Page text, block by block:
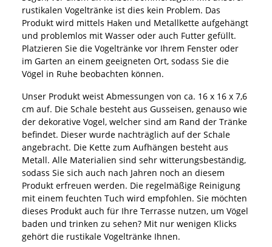
rustikalen Vogeltränke ist dies kein Problem. Das
Produkt wird mittels Haken und Metallkette aufgehängt
und problemlos mit Wasser oder auch Futter gefüllt.
Platzieren Sie die Vogeltränke vor Ihrem Fenster oder
im Garten an einem geeigneten Ort, sodass Sie die
Vögel in Ruhe beobachten können.
Unser Produkt weist Abmessungen von ca. 16 x 16 x 7,6
cm auf. Die Schale besteht aus Gusseisen, genauso wie
der dekorative Vogel, welcher sind am Rand der Tränke
befindet. Dieser wurde nachträglich auf der Schale
angebracht. Die Kette zum Aufhängen besteht aus
Metall. Alle Materialien sind sehr witterungsbeständig,
sodass Sie sich auch nach Jahren noch an diesem
Produkt erfreuen werden. Die regelmäßige Reinigung
mit einem feuchten Tuch wird empfohlen. Sie möchten
dieses Produkt auch für Ihre Terrasse nutzen, um Vögel
baden und trinken zu sehen? Mit nur wenigen Klicks
gehört die rustikale Vogeltränke Ihnen.